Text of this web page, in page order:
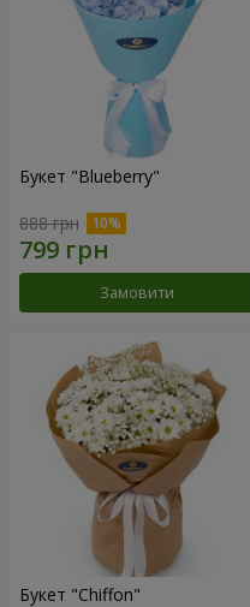
Букет "Blueberry"
888 грн
Замовити
Букет "Chiffon"